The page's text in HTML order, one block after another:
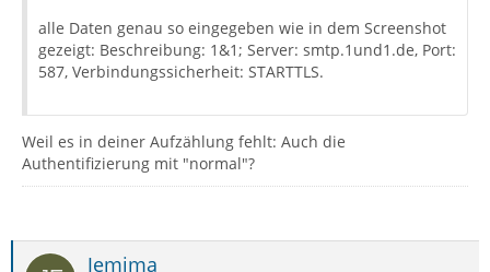
alle Daten genau so eingegeben wie in dem Screenshot
gezeigt: Beschreibung: 1&1; Server: smtp.1und1.de, Port:
587, Verbindungssicherheit: STARTTLS.
Weil es in deiner Aufzählung fehlt: Auch die
Authentifizierung mit "normal"?
Jemima